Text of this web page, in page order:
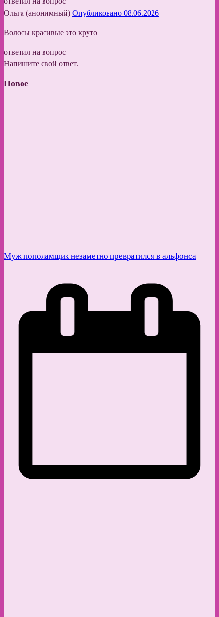
Ольга (анонимный) Опубликовано 08.06.2026
Волосы красивые это круто
ответил на вопрос
Напишите свой ответ.
Новое
Муж пополамщик незаметно превратился в альфонса